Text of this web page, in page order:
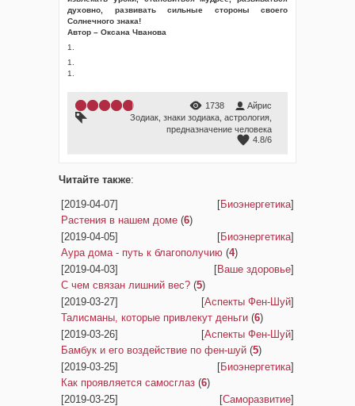
духовно, развивать сильные стороны своего
Солнечного знака!
Автор – Оксана Чванова
1.
1.
1.
1738
Айрис
Зодиак знаки зодиака астрология
предназначение человека
4.8/6
Читайте также:
[2019-04-07] [Биоэнергетика]
Растения в нашем доме (6)
[2019-04-05]
[Биоэнергетика]
Аура дома - путь к благополучию (4)
[2019-04-03]
[Ваше здоровье]
С чем связан лишний вес? (5)
[2019-03-27]
[Аспекты Фен-Шуй]
Талисманы, которые привлекут деньги (6)
[2019-03-26]
[Аспекты Фен-Шуй]
Бамбук и его воздействие по фен-шуй (5)
[2019-03-25]
[Биоэнергетика]
Как проявляется самосглаз (6)
[2019-03-25]
[Саморазвитие]